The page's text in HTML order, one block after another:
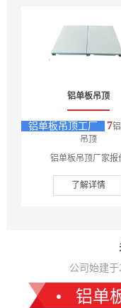
铝单板吊顶
铝单板吊顶工厂 7
吊顶
铝单板吊顶厂家报
了解详情
公司始建
铝单